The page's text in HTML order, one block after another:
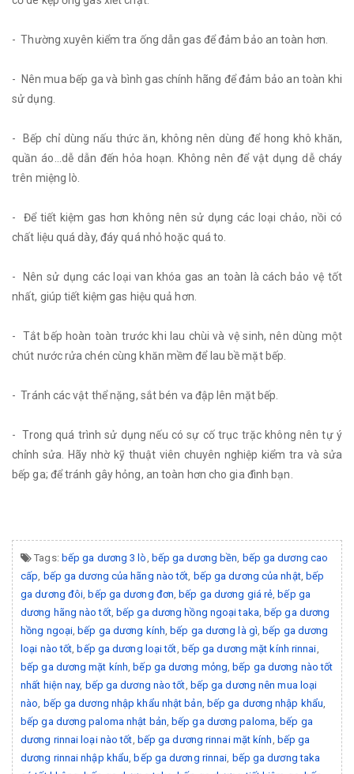
- Thường xuyên kiểm tra ống dẫn gas để đảm bảo an toàn hơn.
- Nên mua bếp ga và bình gas chính hãng để đảm bảo an toàn khi
sử dụng.
- Bếp chỉ dùng nấu thức ăn, không nên dùng để hong khô khăn,
quần áo...dễ dẫn đến hỏa hoạn. Không nên để vật dụng dễ cháy
trên miệng lò.
- Để tiết kiệm gas hơn không nên sử dụng các loại chảo, nồi có
chất liệu quá dày, đáy quá nhỏ hoặc quá to.
- Nên sử dụng các loại van khóa gas an toàn là cách bảo vệ tốt
nhất, giúp tiết kiệm gas hiệu quả hơn.
- Tắt bếp hoàn toàn trước khi lau chùi và vệ sinh, nên dùng một
chút nước rửa chén cùng khăn mềm để lau bề mặt bếp.
- Tránh các vật thể nặng, sắt bén va đập lên mặt bếp.
- Trong quá trình sử dụng nếu có sự cố trục trặc không nên tự ý
chỉnh sửa. Hãy nhờ kỹ thuật viên chuyên nghiệp kiểm tra và sửa
bếp ga; để tránh gây hỏng, an toàn hơn cho gia đình bạn.
Tags: bếp ga dương 3 lò, bếp ga dương bền, bếp ga dương cao
cấp, bếp ga dương của hãng nào tốt, bếp ga dương của nhật, bếp
ga dương đôi, bếp ga dương đơn, bếp ga dương giá rẻ, bếp ga
dương hãng nào tốt, bếp ga dương hồng ngoại taka, bếp ga dương
hồng ngoại, bếp ga dương kính, bếp ga dương là gì, bếp ga dương
loại nào tốt, bếp ga dương loại tốt, bếp ga dương mặt kính rinnai,
bếp ga dương mặt kính, bếp ga dương mỏng, bếp ga dương nào tốt
nhất hiện nay, bếp ga dương nào tốt, bếp ga dương nên mua loại
nào, bếp ga dương nhập khẩu nhật bản, bếp ga dương nhập khẩu,
bếp ga dương paloma nhật bản, bếp ga dương paloma, bếp ga
dương rinnai loại nào tốt, bếp ga dương rinnai mặt kính, bếp ga
dương rinnai nhập khẩu, bếp ga dương rinnai, bếp ga dương taka